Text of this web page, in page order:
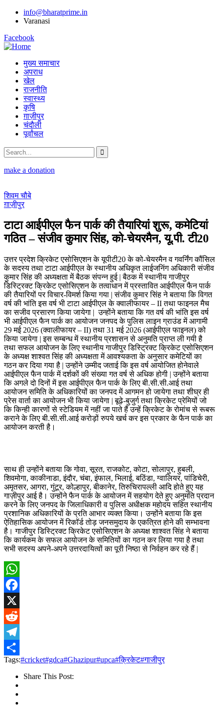
info@bharatprime.in
Varanasi
Facebook
मुख्य समाचार
अपराध
खेल
राजनीति
स्वास्थ्य
कृषि
ग़ाज़ीपुर
चंदौली
पूर्वांचल
make a donation
शिवम चौबे
ग़ाज़ीपुर
टाटा आईपीएल फैन पार्क की तैयारियां शुरू, कमेटियां
गठित – संजीव कुमार सिंह, को-चेयरमैन, यू.पी. टी20
उत्तर प्रदेश क्रिकेट एसोसिएशन के यूपीटी20 के को-चेयरमैन व गवर्निंग कौंसिल
के सदस्य तथा टाटा आईपीएल के स्थानीय अधिकृत लाईजनिंग अधिकारी संजीव
कुमार सिंह की अध्यक्षता में बैठक संपन्न हुई | बैठक में स्थानीय गाजीपुर
डिस्ट्रिक्ट क्रिकेट एसोसिएशन के तत्वाधान में प्रस्तावित आईपीएल फैन पार्क
की तैयारियों पर विचार-विमर्श किया गया | संजीव कुमार सिंह ने बताया कि विगत
वर्ष की भांति इस वर्ष भी टाटा आईपीएल के क्वालीफायर – II तथा फाइनल मैच
का सजीव प्रसारण किया जायेगा | उन्होंने बताया कि गत वर्ष की भांति इस वर्ष
भी आईपीएल फैन पार्क का आयोजन जनपद के पुलिस लाइन ग्राउंड में आगामी
29 मई 2026 (क्वालीफायर – II) तथा 31 मई 2026 (आईपीएल फाइनल) को
किया जायेगा | इस सम्बन्ध में स्थानीय प्रशासन से अनुमति प्राप्त ली गयी है
तथा सफल आयोजन के लिए स्थानीय गाजीपुर डिस्ट्रिक्ट क्रिकेट एसोसिएशन
के अध्यक्ष शाश्वत सिंह की अध्यक्षता में आवश्यकता के अनुसार कमेटियों का
गठन कर दिया गया है | उन्होंने उम्मीद जताई कि इस वर्ष आयोजित होनेवाले
आईपीएल फैन पार्क में दर्शकों की संख्या गत वर्ष से अधिक होगी | उन्होंने बताया
कि अगले दो दिनों में इस आईपीएल फैन पार्क के लिए बी.सी.सी.आई तथा
आयोजन समिति के अधिकारियों का जनपद में आगमन हो जायेगा तथा शीघ्र ही
प्रेस वार्ता का आयोजन भी किया जायेगा | बूढ़े-बुजुर्ग तथा क्रिकेट प्रेमियों जो
कि किन्ही कारणों से स्टेडियम में नहीं जा पाते हैं उन्हें क्रिकेट के रोमांच से रूबरू
कराने के लिए बी.सी.सी.आई करोड़ों रुपये खर्च कर इस प्रकार के फैन पार्क का
आयोजन करती है।
साथ ही उन्होंने बताया कि गोवा, सूरत, राजकोट, कोटा, सोलापुर, हुबली,
शिवमोगा, काकीनाडा, इंदौर, चंबा, इंफाल, भिलाई, बठिंडा, ग्वालियर, पांडिचेरी,
अमृतसर, आगरा, गुंटूर, कोल्हापुर, बीकानेर, तिरुचिरापल्ली आदि होते हुए यह
गाज़ीपुर आई है। उन्होंने फैन पार्क के आयोजन में सहयोग देते हुए अनुमति प्रदान
करने के लिए जनपद के जिलाधिकारी व पुलिस अधीक्षक महोदय सहित स्थानीय
प्रशानिक अधिकारियों के प्रति आभार व्यक्त किया। उन्होंने बताया कि इस
ऐतिहासिक आयोजन में रिकॉर्ड तोड़ जनसमुदाय के एकत्रित होने की सम्भावना
है। गाजीपुर डिस्ट्रिक्ट क्रिकेट एसोसिएशन के अध्यक्ष शाश्वत सिंह ने बताया
कि कार्यकम के सफल आयोजन के समितियों का गठन कर लिया गया है तथा
सभी सदस्य अपने-अपने उत्तरदायित्वों का पूरी निष्ठा से निर्वहन कर रहे हैं |
WhatsApp
Facebook
X
Reddit
Telegram
Share
Tags:#cricket#gdca#Ghazipur#upca#क्रिकेट#गाजीपुर
Share This Post: